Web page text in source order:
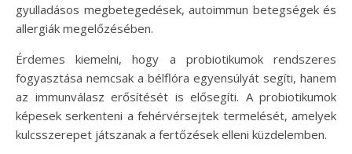
gyulladásos megbetegedések, autoimmun betegségek és
allergiák megelőzésében.
Érdemes kiemelni, hogy a probiotikumok rendszeres
fogyasztása nemcsak a bélflóra egyensúlyát segíti, hanem
az immunválasz erősítését is elősegíti. A probiotikumok
képesek serkenteni a fehérvérsejtek termelését, amelyek
kulcsszerepet játszanak a fertőzések elleni küzdelemben.